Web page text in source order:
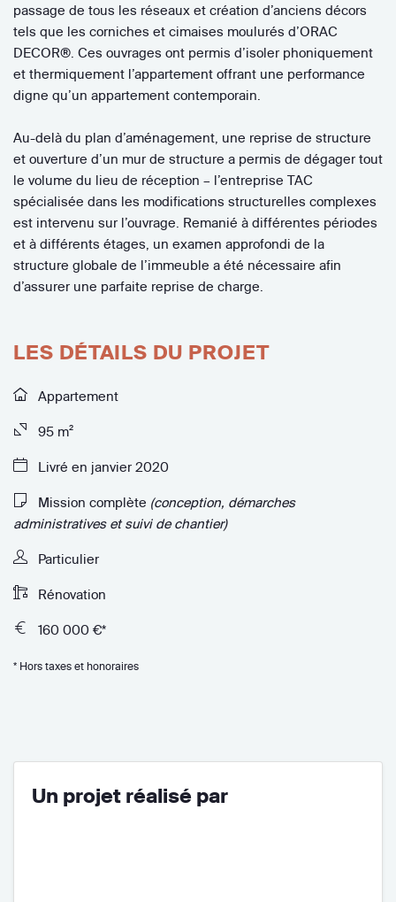
passage de tous les réseaux et création d’anciens décors
tels que les corniches et cimaises moulurés d’ORAC
DECOR®. Ces ouvrages ont permis d’isoler phoniquement
et thermiquement l’appartement offrant une performance
digne qu’un appartement contemporain.
Au-delà du plan d’aménagement, une reprise de structure
et ouverture d’un mur de structure a permis de dégager tout
le volume du lieu de réception – l’entreprise TAC
spécialisée dans les modifications structurelles complexes
est intervenu sur l’ouvrage. Remanié à différentes périodes
et à différents étages, un examen approfondi de la
structure globale de l’immeuble a été nécessaire afin
d’assurer une parfaite reprise de charge.
LES DÉTAILS DU PROJET
Appartement
95 m²
Livré en janvier 2020
Mission complète (conception, démarches
administratives et suivi de chantier)
Particulier
Rénovation
160 000 €*
* Hors taxes et honoraires
Un projet réalisé par